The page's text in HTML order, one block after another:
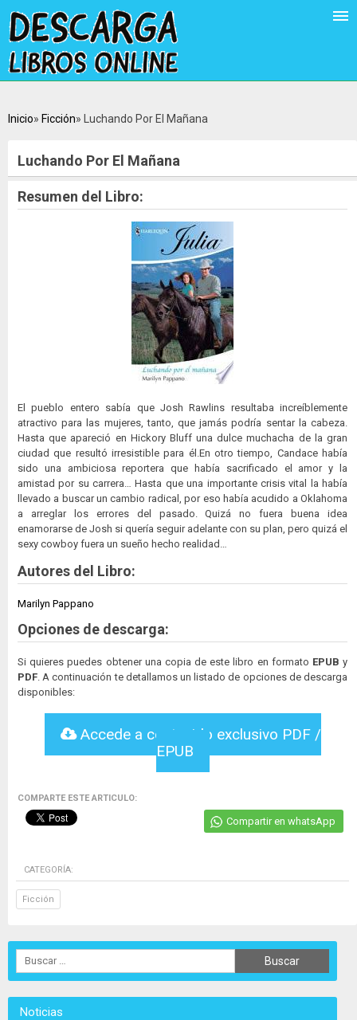
Inicio Ficción Luchando Por El Mañana
Luchando Por El Mañana
Resumen del Libro:
El pueblo entero sabía que Josh Rawlins resultaba increíblemente
atractivo para las mujeres, tanto, que jamás podría sentar la cabeza.
Hasta que apareció en Hickory Bluff una dulce muchacha de la gran
ciudad que resultó irresistible para él.En otro tiempo, Candace había
sido una ambiciosa reportera que había sacrificado el amor y la
amistad por su carrera… Hasta que una importante crisis vital la había
llevado a buscar un cambio radical, por eso había acudido a Oklahoma
a arreglar los errores del pasado. Quizá no fuera buena idea
enamorarse de Josh si quería seguir adelante con su plan, pero quizá el
sexy cowboy fuera un sueño hecho realidad…
Autores del Libro:
Marilyn Pappano
Opciones de descarga:
Si quieres puedes obtener una copia de este libro en formato EPUB y
PDF . A continuación te detallamos un listado de opciones de descarga
disponibles:
Accede a contenido exclusivo PDF /
EPUB
COMPARTE ESTE ARTICULO:
Compartir en whatsApp
CATEGORÍA:
Ficción
Noticias